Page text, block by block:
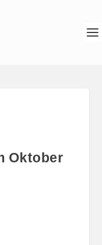
Oktober